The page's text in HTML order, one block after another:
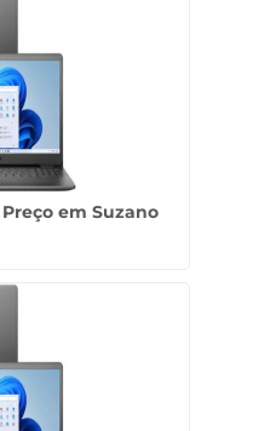
em Suzano